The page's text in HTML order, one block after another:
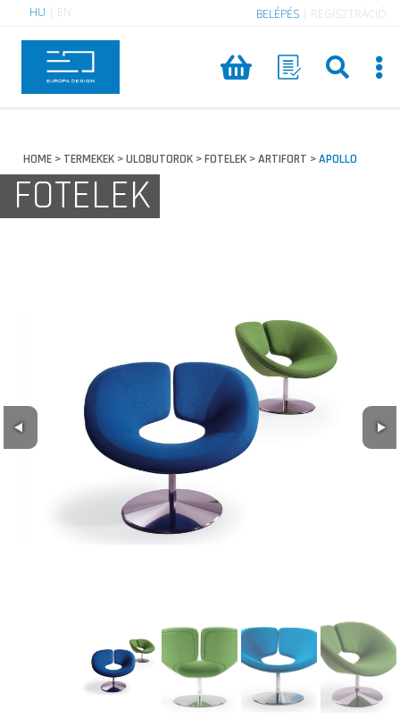
HU EN BELÉPÉS REGISZTRÁCIÓ
HOME > TERMEKEK >ULOBUTOROK >FOTELEK >ARTIFORT >APOLLO
FOTELEK